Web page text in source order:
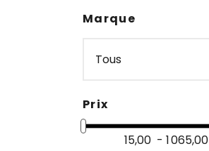
Marque
Prix
15,00 - 1 065,00